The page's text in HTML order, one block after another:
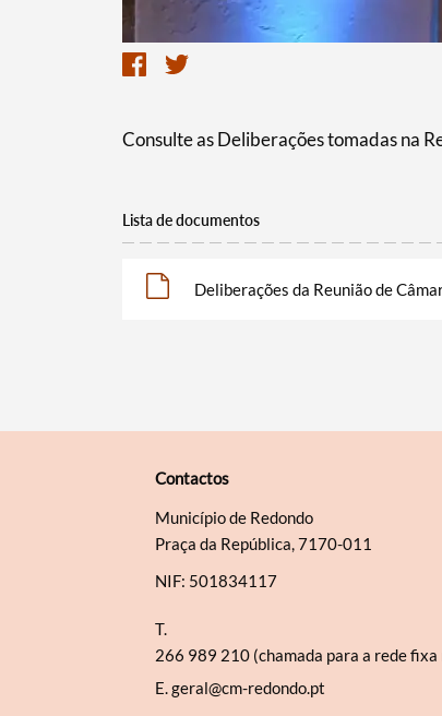
Categorias gerais
Filtros
Consulte as Deliberações tomadas na
Lista de documentos
Deliberações da Reunião de
Contactos
Município de Redondo
Praça da República, 7170-011
NIF: 501834117
T.
266 989 210 (chamada para a rede fixa
E.geral@cm-redondo.pt